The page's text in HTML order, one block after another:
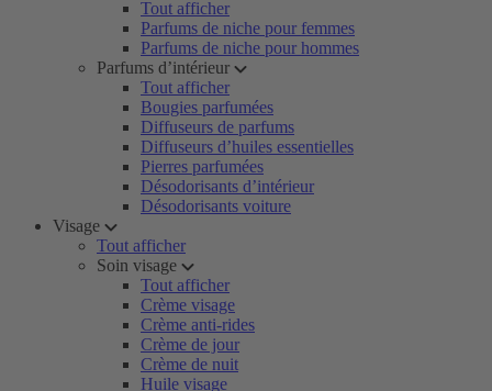
Tout afficher
Parfums de niche pour femmes
Parfums de niche pour hommes
Parfums d’intérieur
Tout afficher
Bougies parfumées
Diffuseurs de parfums
Diffuseurs d’huiles essentielles
Pierres parfumées
Désodorisants d’intérieur
Désodorisants voiture
Visage
Tout afficher
Soin visage
Tout afficher
Crème visage
Crème anti-rides
Crème de jour
Crème de nuit
Huile visage